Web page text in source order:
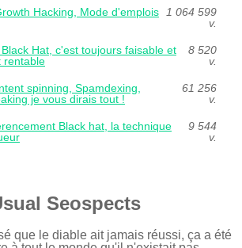
Hacking, Mode d'emplois
1 064 599
v.
Hat, c'est toujours faisable et
rentable
8 520
v.
spinning, Spamdexing,
je vous dirais tout !
61 256
v.
Black hat, la technique
9 544
v.
Seospects
que le diable ait jamais réussi, ça a été